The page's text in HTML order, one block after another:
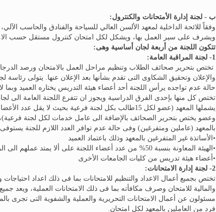
ب - لجنة إدارة الأمتحانات والكنترول:
وفقاً للائحة الداخلية لمعهد الألسن العالي للسياحة والفنادق والحاسب
ويشرف على سير العمل بها، ويشكل لكل امتحان كنترول مستقل حسب
تتكون اللجنة من أربعة لجان أساسية وهى:
1- لجنة المراقبة العامة:
تختص بتحرير صحائف الطلاب وتنظيم مراحل العمل بالامتحان ورصد الدرجات
والإعلان وتحقيق الشكاوى التى تقدم بشأنها بعد الإعلان عنها. يتولى رئاسة
حالة عدم تواجده يرأس اللجنة أحد أعضاء هيئة التدريس يختاره العميد
تختص كل منها بإحدى الفرق الدراسية ويجوز ان تتفرع اللجنة العامة الى
يشملها المعهد (عضو لكل 15طالب بكل لجنة فرعية بحيث لا
وعضو يختص بتحرير الصحائف بالإضافة الى عامل خدمات لكل لجنة
بالمعهد (عاملين ومتفرغين) وفى حالة عدم توافر العدد اللازم للجنة
•الأساتذة غير المتفرغين بالمعهد وذلك باعتماد العميد
•الهيئة المعاونة بنسبة 50% من عدد أعضاء اللجنة على ألا يمتد عملهم الى الرصد والترقيم واستخراج النتائج
•أعضاء هيئة تدريس من كليات الجامعات الأخرى
2- لجنة إدارة الامتحانات:
تختص بجميع أعمال الاعداد والتنظيم للامتحانات بما فى ذلك اعداد
والمالية للامتحان وصرف مكافأته بما فى ذلك الامتحانات العملية، ويعد
مسئولون عن أعمال الامتحانات التحريرية والعملية والشفوية التى تجرى
فرد من العاملين بالمعهد لكل امتحان.